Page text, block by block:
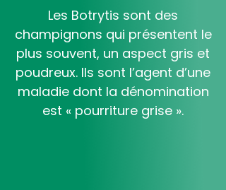
Les Botrytis sont des
champignons qui présentent le
plus souvent, un aspect gris et
poudreux. Ils sont l’agent d’une
maladie dont la dénomination
est « pourriture grise ».